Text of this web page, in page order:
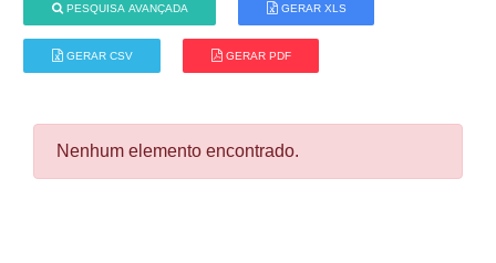
PESQUISA AVANÇADA GERAR XLS
GERAR CSV GERAR PDF
Nenhum elemento encontrado.